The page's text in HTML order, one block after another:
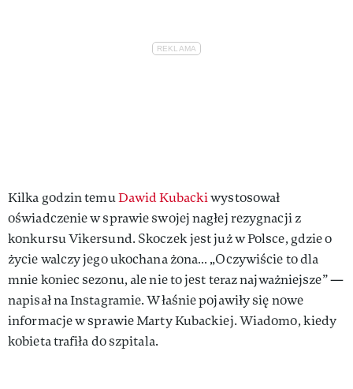
Kilka godzin temuDawid Kubackiwystosował
oświadczenie w sprawie swojej nagłej rezygnacji z
konkursu Vikersund. Skoczek jest już w Polsce, gdzie o
życie walczy jego ukochana żona… „Oczywiście to dla
mnie koniec sezonu, ale nie to jest teraz najważniejsze” —
napisał na Instagramie. Właśnie pojawiły się nowe
informacje w sprawie Marty Kubackiej. Wiadomo, kiedy
kobieta trafiła do szpitala.